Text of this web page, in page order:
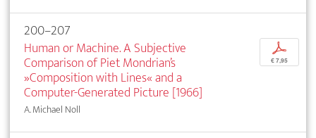
200–207
Human or Machine. A Subjective
Comparison of Piet Mondrian’s
»Composition with Lines« and a
Computer-Generated Picture [1966]
A. Michael Noll
p
€ 7,95